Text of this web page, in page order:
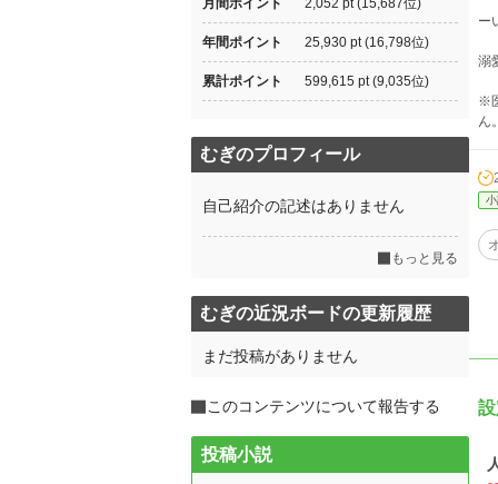
ー
溺
※
ん。
小
月間ポイント 2,052 pt (15,687位)
年間ポイント 25,930 pt (16,798位)
累計ポイント 599,615 pt (9,035位)
むぎのプロフィール
自己紹介の記述はありません
もっと見る
むぎの近況ボードの更新履歴
まだ投稿がありません
このコンテンツについて報告する
投稿小説